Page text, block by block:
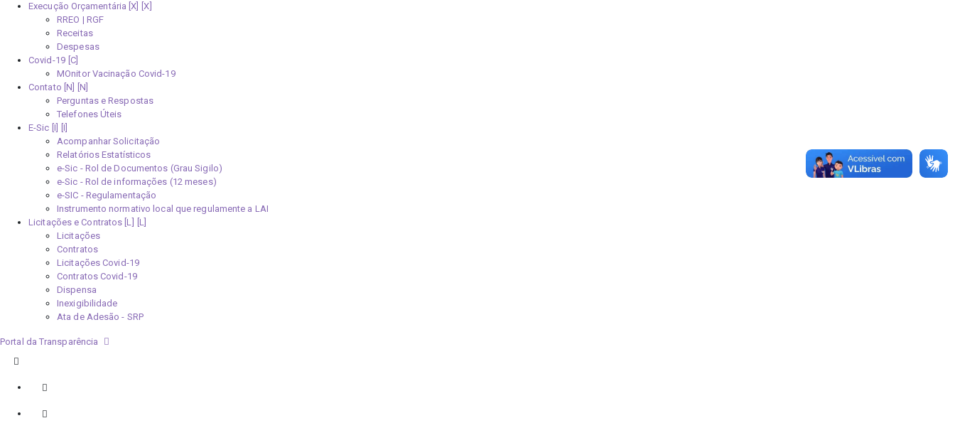
Execução Orçamentária [X]
RREO | RGF
Receitas
Despesas
Covid-19
MOnitor Vacinação Covid-19
Contato [N]
Perguntas e Respostas
Telefones Úteis
E-Sic [I]
Acompanhar Solicitação
Relatórios Estatísticos
e-Sic - Rol de Documentos (Grau Sigilo)
e-Sic - Rol de informações (12 meses)
e-SIC - Regulamentação
Instrumento normativo local que regulamente a LAI
Licitações e Contratos [L]
Licitações
Contratos
Licitações Covid-19
Contratos Covid-19
Dispensa
Inexigibilidade
Ata de Adesão - SRP
Portal da Transparência